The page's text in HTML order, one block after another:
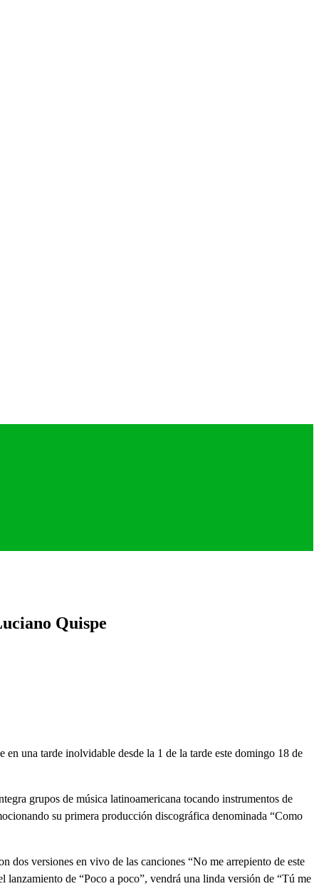
Quispe
una tarde inolvidable desde la 1 de la tarde este domingo 18 de
grupos de música latinoamericana tocando instrumentos de
su primera producción discográfica denominada “Como
versiones en vivo de las canciones “No me arrepiento de este
de “Poco a poco”, vendrá una linda versión de “Tú me